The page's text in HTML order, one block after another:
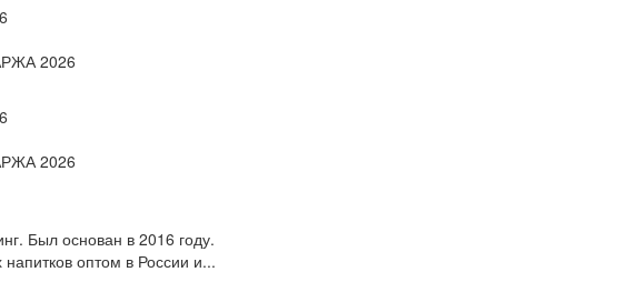
2026
2026
Был основан в 2016 году.
оптом в России и...